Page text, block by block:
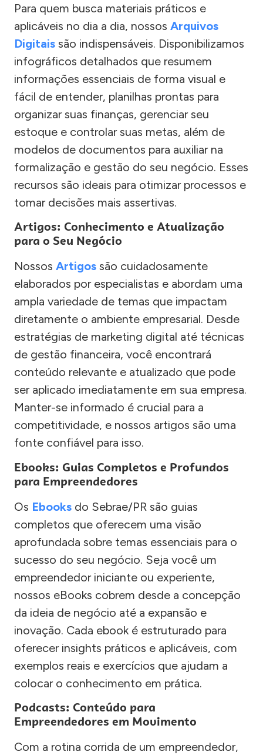
Para quem busca materiais práticos e
aplicáveis no dia a dia, nossos Arquivos
Digitais são indispensáveis. Disponibilizamos
infográficos detalhados que resumem
informações essenciais de forma visual e
fácil de entender, planilhas prontas para
organizar suas finanças, gerenciar seu
estoque e controlar suas metas, além de
modelos de documentos para auxiliar na
formalização e gestão do seu negócio. Esses
recursos são ideais para otimizar processos e
tomar decisões mais assertivas.
Artigos: Conhecimento e Atualização
para o Seu Negócio
Nossos Artigos são cuidadosamente
elaborados por especialistas e abordam uma
ampla variedade de temas que impactam
diretamente o ambiente empresarial. Desde
estratégias de marketing digital até técnicas
de gestão financeira, você encontrará
conteúdo relevante e atualizado que pode
ser aplicado imediatamente em sua empresa.
Manter-se informado é crucial para a
competitividade, e nossos artigos são uma
fonte confiável para isso.
Ebooks: Guias Completos e Profundos
para Empreendedores
Os Ebooks do Sebrae/PR são guias
completos que oferecem uma visão
aprofundada sobre temas essenciais para o
sucesso do seu negócio. Seja você um
empreendedor iniciante ou experiente,
nossos eBooks cobrem desde a concepção
da ideia de negócio até a expansão e
inovação. Cada ebook é estruturado para
oferecer insights práticos e aplicáveis, com
exemplos reais e exercícios que ajudam a
colocar o conhecimento em prática.
Podcasts: Conteúdo para
Empreendedores em Movimento
Com a rotina corrida de um empreendedor,